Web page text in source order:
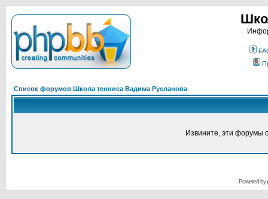
Список форумов Школа тенниса Вадима Русланова
Извините, эти форумы
Powered by